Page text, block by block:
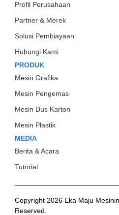
Profil Perusahaan
Partner & Merek
Solusi Pembiayaan
Hubungi Kami
PRODUK
Mesin Grafika
Mesin Pengemas
Mesin Dus Karton
Mesin Plastik
MEDIA
Berita & Acara
Tutorial
Copyright 2026 Eka Maju
Reserved.